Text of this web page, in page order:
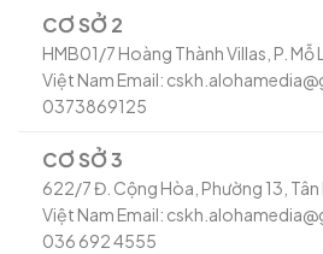
CƠ SỞ 2
HMB01/7 Hoàng Thành Villas, P. Mỗ
Việt Nam Email:
0373869125
CƠ SỞ 3
622/7 Đ. Cộng Hòa, Phường 13, Tân
Việt Nam Email:
036 692 4555